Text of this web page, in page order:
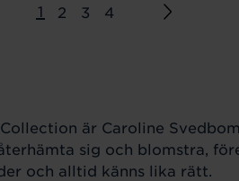
1 2 3 4
är Caroline
sig och blomstra,
och alltid känns lika rätt.